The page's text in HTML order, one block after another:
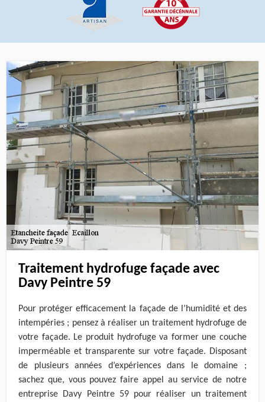
Traitement hydrofuge façade avec
Davy Peintre 59
Pour protéger efficacement la façade de l’humidité et des
intempéries ; pensez à réaliser un traitement hydrofuge de
votre façade. Le produit hydrofuge va former une couche
imperméable et transparente sur votre façade. Disposant
de plusieurs années d’expériences dans le domaine ;
sachez que, vous pouvez faire appel au service de notre
entreprise Davy Peintre 59 pour réaliser un traitement